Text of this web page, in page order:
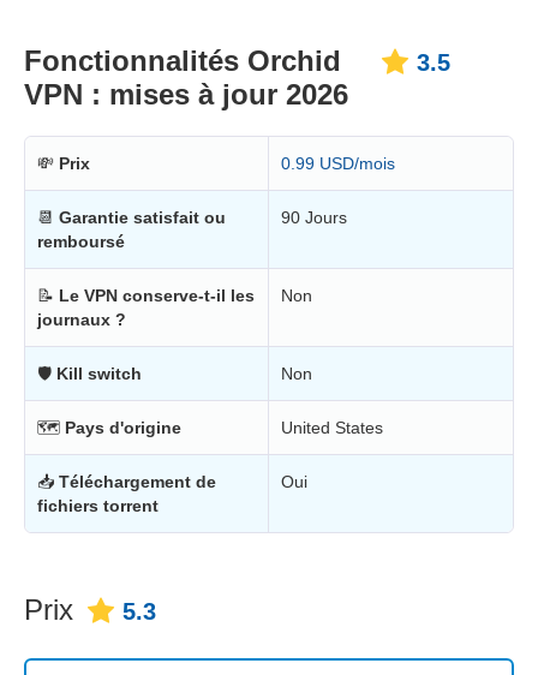
Fonctionnalités Orchid
VPN : mises à jour 2026
3.5
💸 Prix 0.99 USD/mois
📆 Garantie satisfait ou
remboursé
90 Jours
📝 Le VPN conserve-t-il les
journaux ?
Non
🛡 Kill switch Non
🗺 Pays d'origine United States
📥 Téléchargement de
fichiers torrent
Oui
Prix 5.3